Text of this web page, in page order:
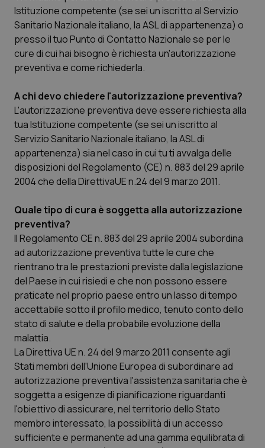
Psoriasi & pelle
Quotidiano Cardiologia
Quotidiano Chirurgia
Quotidiano Oncologia
Quotidiano Pediatria
Rene & patologie urogenitali
Sangue & coagulazione
Tiroide
Tumore al seno
Tumore ovarico
Tumori del Polmone & Testa Collo
Tumori gastrointestinali
Ulcera & Reflusso
Vaccini
Istituzione competente (se sei un iscritto al Servizio
Sanitario Nazionale italiano, la ASL di appartenenza) o
presso il tuo Punto di Contatto Nazionale se per le
cure di cui hai bisogno è richiesta un'autorizzazione
preventiva e come richiederla.
A chi devo chiedere l'autorizzazione preventiva?
L'autorizzazione preventiva deve essere richiesta alla
tua Istituzione competente (se sei un iscritto al
Servizio Sanitario Nazionale italiano, la ASL di
appartenenza) sia nel caso in cui tu ti avvalga delle
disposizioni del Regolamento (CE) n. 883 del 29 aprile
2004 che della DirettivaUE n.24 del 9 marzo 2011.
Quale tipo di cura è soggetta alla autorizzazione
preventiva?
Il Regolamento CE n. 883 del 29 aprile 2004 subordina
ad autorizzazione preventiva tutte le cure che
rientrano tra le prestazioni previste dalla legislazione
del Paese in cui risiedi e che non possono essere
praticate nel proprio paese entro un lasso di tempo
accettabile sotto il profilo medico, tenuto conto dello
stato di salute e della probabile evoluzione della
malattia.
La Direttiva UE n. 24 del 9 marzo 2011 consente agli
Stati membri dell'Unione Europea di subordinare ad
autorizzazione preventiva l'assistenza sanitaria che è
soggetta a esigenze di pianificazione riguardanti
l'obiettivo di assicurare, nel territorio dello Stato
membro interessato, la possibilità di un accesso
sufficiente e permanente ad una gamma equilibrata di